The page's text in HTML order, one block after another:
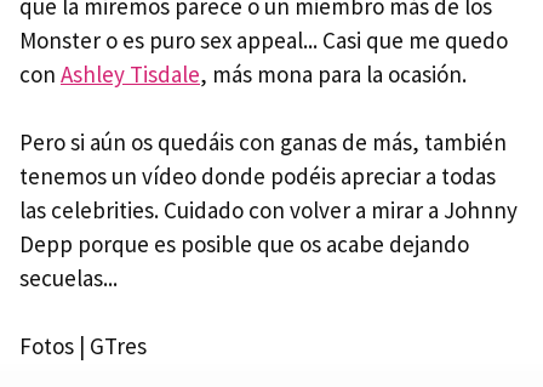
que la miremos parece o un miembro más de los
Monster o es puro sex appeal... Casi que me quedo
con Ashley Tisdale, más mona para la ocasión.
Pero si aún os quedáis con ganas de más, también
tenemos un vídeo donde podéis apreciar a todas
las celebrities. Cuidado con volver a mirar a Johnny
Depp porque es posible que os acabe dejando
secuelas...
Fotos | GTres